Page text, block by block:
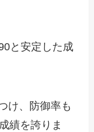
と安定した成
け、防御率も
績を誇りま